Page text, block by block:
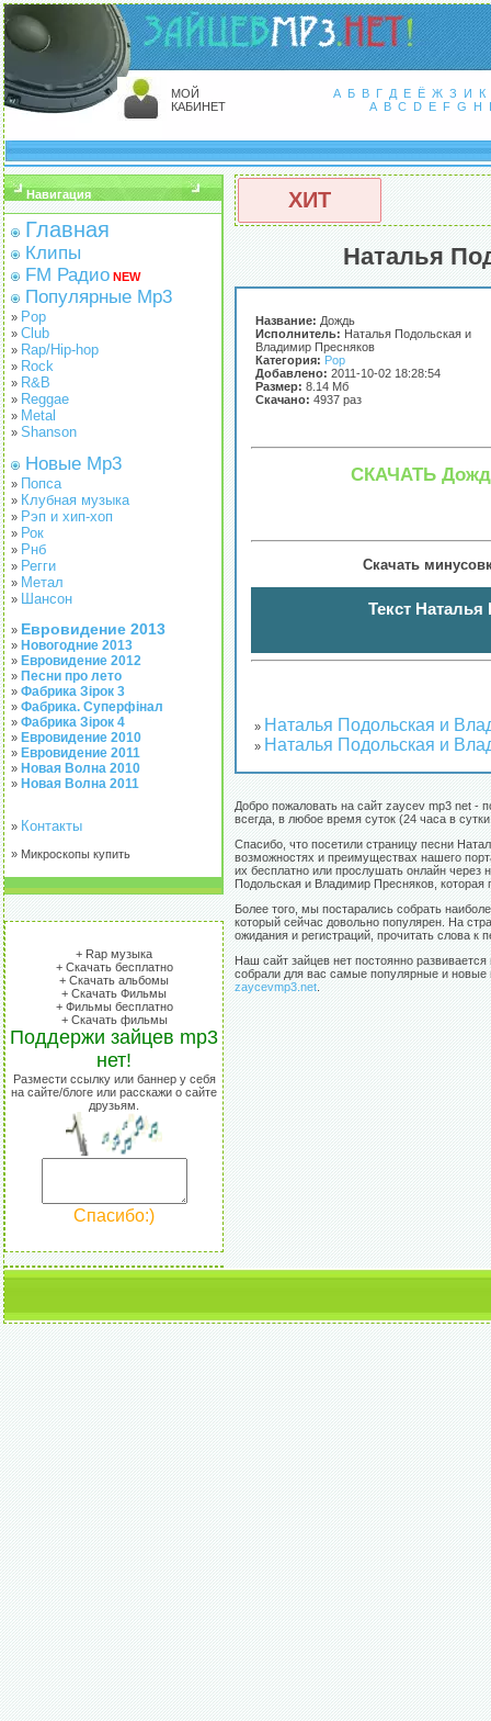
МОЙ
КАБИНЕТ
А Б В Г Д Е Ё Ж З И
К
A B C D E F G H I
Навигация
Главная
Клипы
FM Радио NEW
Популярные Mp3
» Pop
» Club
» Rap/Hip-hop
» Rock
» R&B
» Reggae
» Metal
» Shanson
Новые Mp3
» Попса
» Клубная музыка
» Рэп и хип-хоп
» Рок
» Рнб
» Регги
» Метал
» Шансон
» Евровидение 2013
» Новогодние 2013
» Евровидение 2012
» Песни про лето
» Фабрика Зірок 3
» Фабрика. Суперфінал
» Фабрика Зірок 4
» Евровидение 2010
» Евровидение 2011
» Новая Волна 2010
» Новая Волна 2011
» Контакты
» Микроскопы купить
+ Rap музыка
+ Скачать бесплатно
+ Скачать альбомы
+ Скачать Фильмы
+ Фильмы бесплатно
+ Скачать фильмы
Поддержи зайцев mp3
нет!
Размести ссылку или баннер у себя
на сайте/блоге или расскажи о сайте
друзьям.
Спасибо:)
ХИТ
Наталья
Название: Дождь
Исполнитель: Наталья Подольская и
Владимир Пресняков
Категория: Pop
Добавлено: 2011-10-02 18:28:54
Размер: 8.14 Мб
Скачано: 4937 раз
СКАЧАТЬ
Скачать
Текст
» Наталья Подольская и
» Наталья Подольская и
Добро пожаловать на сайт zaycev mp3 net -
всегда, в любое время суток (24 часа в
Спасибо, что посетили страницу песни
возможностях и преимуществах нашего
их бесплатно или прослушать онлайн через
Подольская и Владимир Пресняков,
Более того, мы постарались собрать
который сейчас довольно популярен. На
ожидания и регистраций, прочитать слова к
Наш сайт зайцев нет постоянно
собрали для вас самые популярные и
zaycevmp3.net.